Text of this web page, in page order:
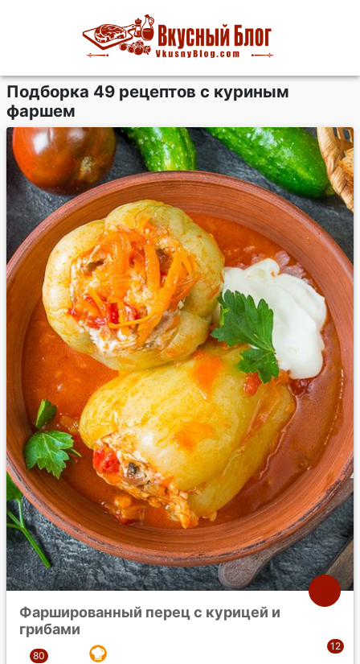
Подборка 49 рецептов с куриным
фаршем
Фаршированный перец с курицей и
грибами